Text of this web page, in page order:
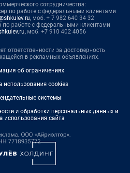
сотрудничества:
по работе с федеральными клиентами
, моб. + 7 982 640 34 32
по работе с федеральными клиентами
, моб. +7 910 402 4056
ответственности за достоверность
в рекламных объявлениях.
об ограничениях
использования cookies
системы
и обработки персональных данных и
использования сайта